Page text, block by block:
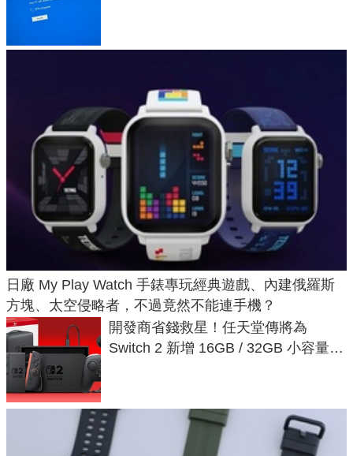
日廠 My Play Watch 手錶專玩經典遊戲、內建俄羅斯
方塊、太空侵略者，不過竟然不能連手機？
開發商省錢救星！任天堂傳將為
Switch 2 新增 16GB / 32GB 小容量遊